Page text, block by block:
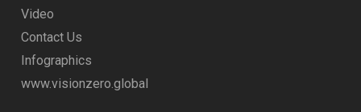
Video
Contact Us
Infographics
www.visionzero.global